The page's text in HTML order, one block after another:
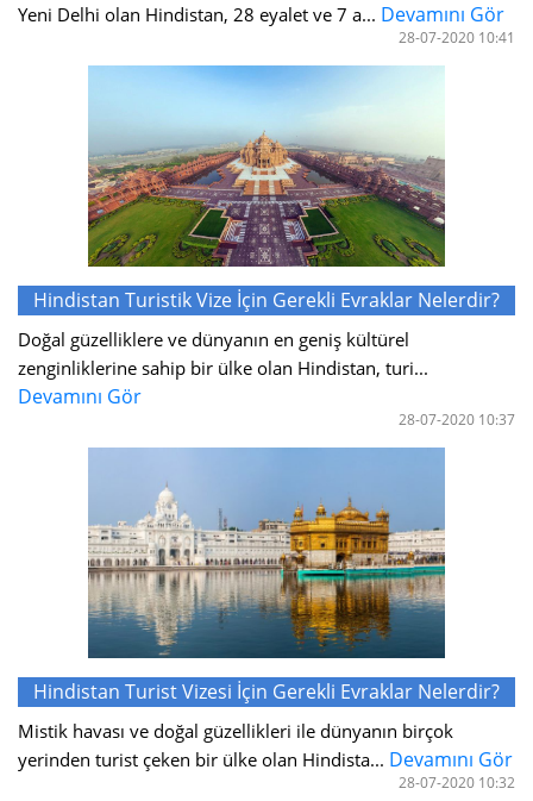
Yeni Delhi olan Hindistan, 28 eyalet ve 7 a... Devamını Gör
28-07-2020 10:41
Hindistan Turistik Vize İçin Gerekli Evraklar Nelerdir?
Doğal güzelliklere ve dünyanın en geniş kültürel
zenginliklerine sahip bir ülke olan Hindistan, turi...
Devamını Gör
28-07-2020 10:37
Hindistan Turist Vizesi İçin Gerekli Evraklar Nelerdir?
Mistik havası ve doğal güzellikleri ile dünyanın birçok
yerinden turist çeken bir ülke olan Hindista... Devamını Gör
28-07-2020 10:32